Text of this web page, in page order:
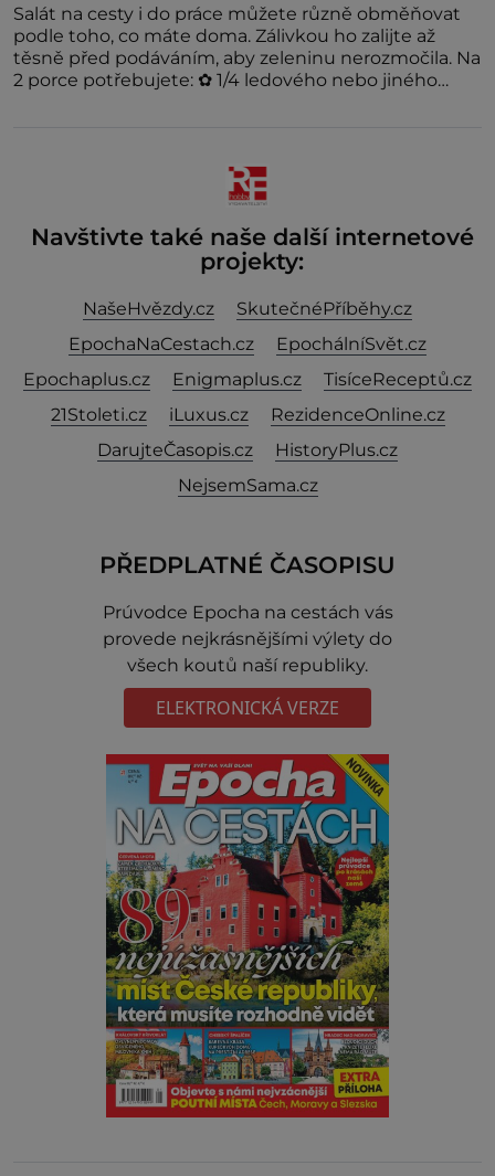
Salát na cesty i do práce můžete různě obměňovat
podle toho, co máte doma. Zálivkou ho zalijte až
těsně před podáváním, aby zeleninu nerozmočila. Na
2 porce potřebujete: ✿ 1/4 ledového nebo jiného
Navštivte také naše další internetové
projekty:
NašeHvězdy.cz
SkutečnéPříběhy.cz
EpochaNaCestach.cz
EpochálníSvět.cz
Epochaplus.cz
Enigmaplus.cz
TisíceReceptů.cz
21Stoleti.cz
iLuxus.cz
RezidenceOnline.cz
DarujteČasopis.cz
HistoryPlus.cz
NejsemSama.cz
PŘEDPLATNÉ ČASOPISU
Prúvodce Epocha na cestách vás
provede nejkrásnějšími výlety do
všech koutů naší republiky.
ELEKTRONICKÁ VERZE